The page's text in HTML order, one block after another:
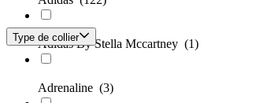
Adidas By Stella Mccartney (1)
Adrenaline (3)
Type de collier